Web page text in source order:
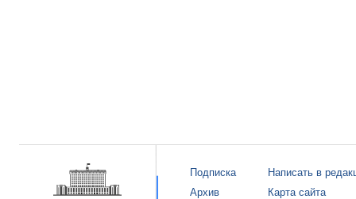
Подписка
Архив
Написать в
Карта сайта